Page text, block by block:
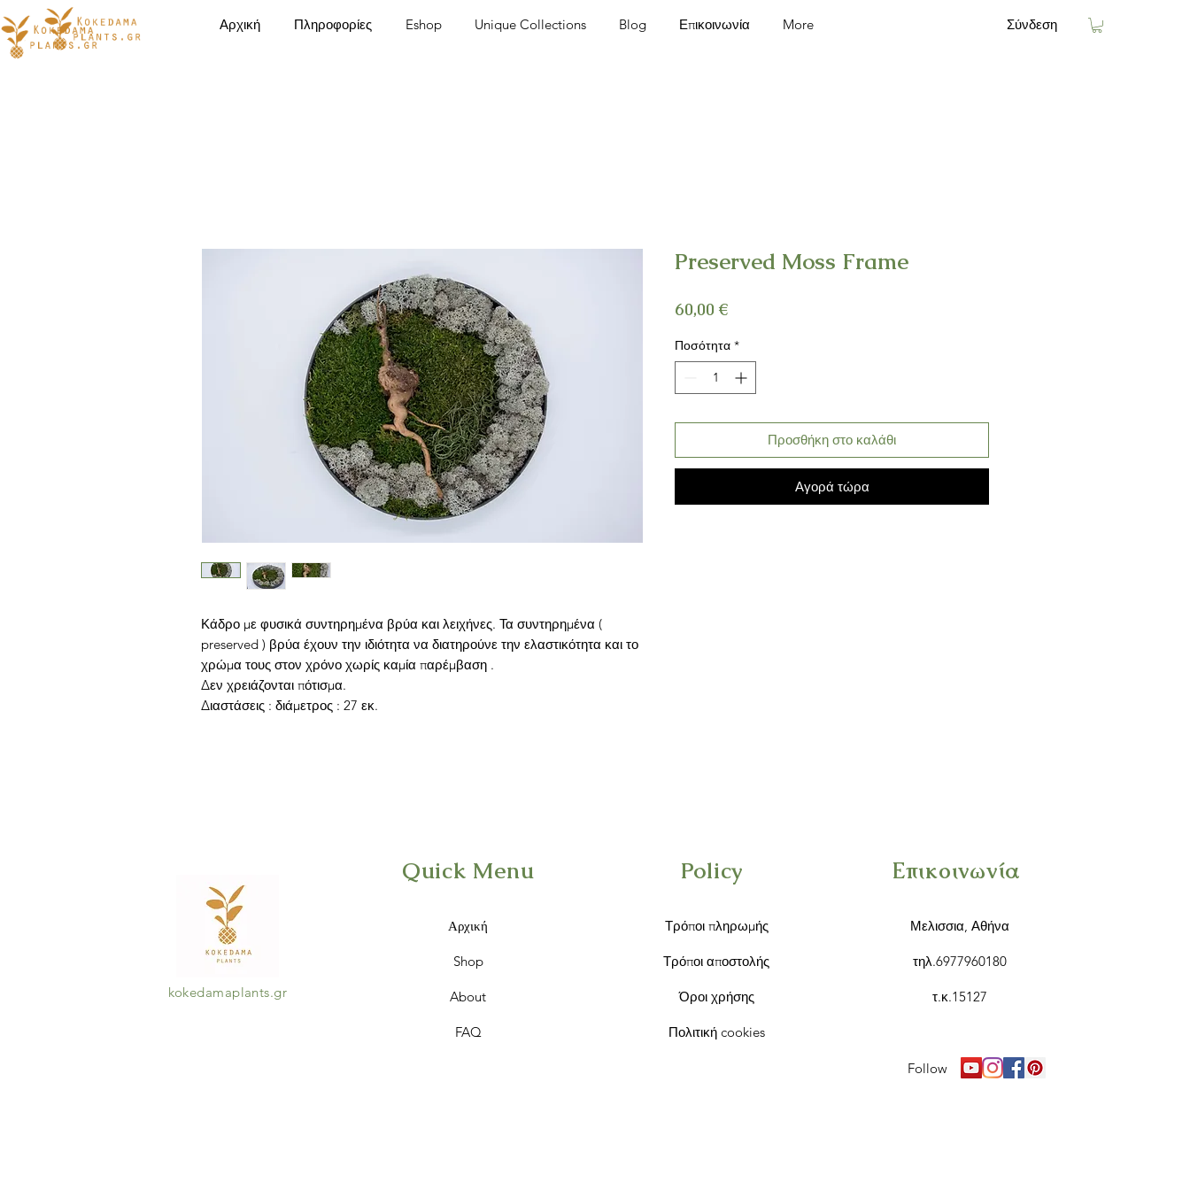
Αρχική Πληροφορίες Eshop Unique Collections Blog Επικοινωνία More Σύνδεση
Κάδρο με φυσικά συντηρημένα βρύα και λειχήνες. Τα συντηρημένα (
preserved ) βρύα έχουν την ιδιότητα να διατηρούνε την ελαστικότητα και το
χρώμα τους στον χρόνο χωρίς καμία παρέμβαση .
Δεν χρειάζονται πότισμα.
Διαστάσεις : διάμετρος : 27 εκ.
Preserved Moss Frame
60,00 €Τιμή
Ποσότητα *
Προσθήκη στο καλάθι
Αγορά τώρα
kokedamaplants.gr
Quick Menu
Αρχική
Shop
About
FAQ
Policy
Τρόποι πληρωμής
Τρόποι αποστολής
Όροι χρήσης
Πολιτική cookies
Επικοινωνία
Μελισσια, Αθήνα
τηλ.6977960180
τ.κ.15127
Follow